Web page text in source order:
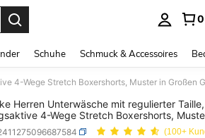
0
Schuhe Schmuck & Accessoires
4-Wege Stretch Boxershorts, Muster in Großen
Herren Unterwäsche mit regulierter Taille,
4-Wege Stretch Boxershorts,
Größen
(100+